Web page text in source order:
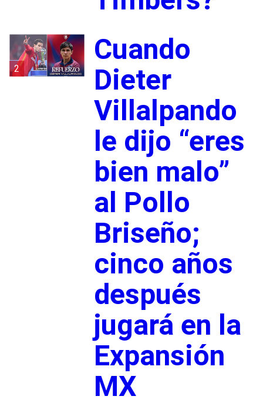
2
Cuando
Dieter
Villalpando
le dijo “eres
bien malo”
al Pollo
Briseño;
cinco años
después
jugará en la
Expansión
MX